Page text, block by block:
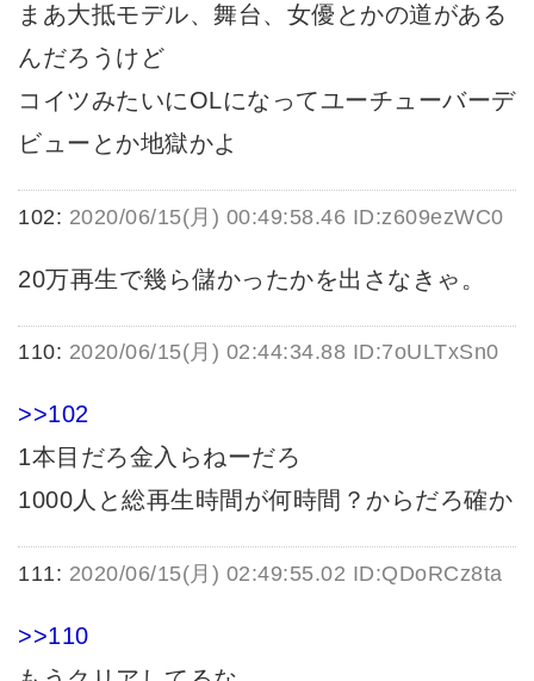
まあ大抵モデル、舞台、女優とかの道がある
んだろうけど
コイツみたいにOLになってユーチューバーデ
ビューとか地獄かよ
102: 2020/06/15(月) 00:49:58.46 ID:z609ezWC0
20万再生で幾ら儲かったかを出さなきゃ。
110: 2020/06/15(月) 02:44:34.88 ID:7oULTxSn0
>>102
1本目だろ金入らねーだろ
1000人と総再生時間が何時間？からだろ確か
111: 2020/06/15(月) 02:49:55.02 ID:QDoRCz8ta
>>110